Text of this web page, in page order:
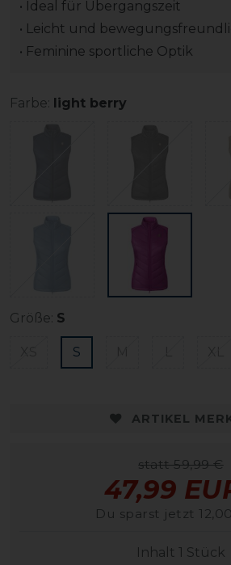
• Ideal für Übergangszeit
• Leicht und
• Feminine sportliche Optik
Farbe: light berry
Größe: S
S
ARTIKEL
statt 59,99 €
47,99
Du sparst jetzt
Inhalt 1 Stück